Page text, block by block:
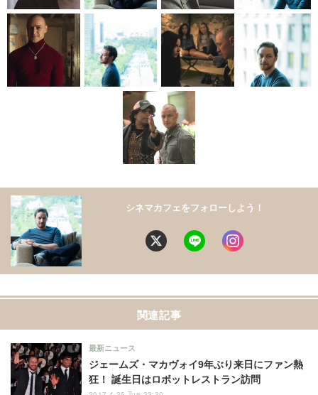
シネマカフェをフォローしよう！
関連記事
ジェームズ・マカヴォイ9年ぶり来日にファン熱
狂！ 誕生日はロボットレストラン訪問
最新ニュース